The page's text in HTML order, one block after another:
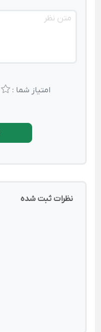
امتیاز شما :
نظرات ثبت شده